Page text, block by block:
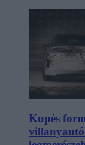
Kupés